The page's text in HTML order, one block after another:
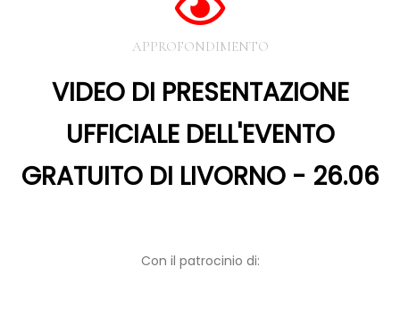
APPROFONDIMENTO
VIDEO DI PRESENTAZIONE
UFFICIALE DELL'EVENTO
GRATUITO DI LIVORNO - 26.06
Con il patrocinio di: